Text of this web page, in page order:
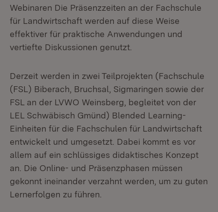
Webinaren Die Präsenzzeiten an der Fachschule
für Landwirtschaft werden auf diese Weise
effektiver für praktische Anwendungen und
vertiefte Diskussionen genutzt.
Derzeit werden in zwei Teilprojekten (Fachschule
(FSL) Biberach, Bruchsal, Sigmaringen sowie der
FSL an der LVWO Weinsberg, begleitet von der
LEL Schwäbisch Gmünd) Blended Learning-
Einheiten für die Fachschulen für Landwirtschaft
entwickelt und umgesetzt. Dabei kommt es vor
allem auf ein schlüssiges didaktisches Konzept
an. Die Online- und Präsenzphasen müssen
gekonnt ineinander verzahnt werden, um zu guten
Lernerfolgen zu führen.